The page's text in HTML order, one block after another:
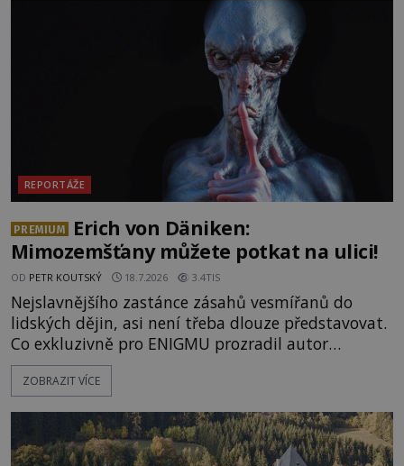
badatelé zde odkrývají indicie, které propojují
prastaré pohanské kulty, keltské svatyně a zprávy
REPORTÁŽE
PREMIUM
Erich von Däniken:
Mimozemšťany můžete potkat na ulici!
OD PETR KOUTSKÝ 18.7.2026 3.4TIS
Nejslavnějšího zastánce zásahů vesmířanů do
lidských dějin, asi není třeba dlouze představovat.
Co exkluzivně pro ENIGMU prozradil autor
Vzpomínek na budoucnost, švýcarský badatel
Erich von Däniken? Orbitální stanice Viking 1
je umělá družice od povrchu Marsu vzdálena asi
1873 kilometrů, nachá
ZOBRAZIT VÍCE